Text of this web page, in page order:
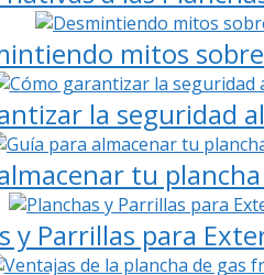
mitos
la seguridad
tu
y Parrillas para